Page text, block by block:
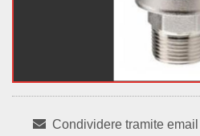
Condividere tramite email